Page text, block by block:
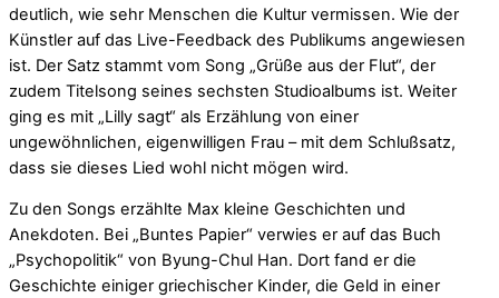
deutlich, wie sehr Menschen die Kultur vermissen. Wie der
Künstler auf das Live-Feedback des Publikums angewiesen
ist. Der Satz stammt vom Song „Grüße aus der Flut“, der
zudem Titelsong seines sechsten Studioalbums ist. Weiter
ging es mit „Lilly sagt“ als Erzählung von einer
ungewöhnlichen, eigenwilligen Frau – mit dem Schlußsatz,
dass sie dieses Lied wohl nicht mögen wird.
Zu den Songs erzählte Max kleine Geschichten und
Anekdoten. Bei „Buntes Papier“ verwies er auf das Buch
„Psychopolitik“ von Byung-Chul Han. Dort fand er die
Geschichte einiger griechischer Kinder, die Geld in einer